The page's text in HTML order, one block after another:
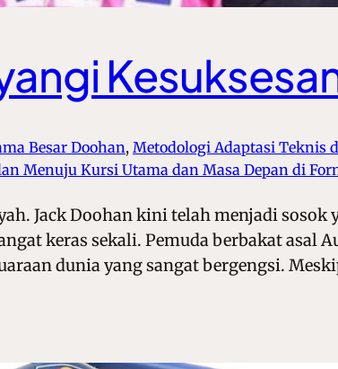
Besar Doohan, Metodologi Adaptasi Teknis
Menuju Kursi Utama dan Masa Depan di
Jack Doohan kini telah menjadi
keras sekali. Pemuda berbakat asal
dunia yang sangat bergengsi.